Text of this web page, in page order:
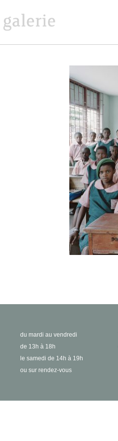
du mardi au vendredi
de 13h à 18h
le samedi de 14h à 19h
ou sur rendez-vous